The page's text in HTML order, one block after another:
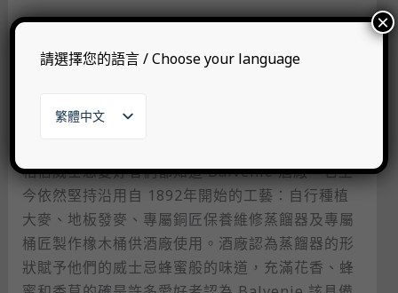
Burnside 是 Balvenie（百富）湯匙桶，會有這種
桶子的出現是因為蘇格蘭各家酒廠通常會相互交換
則成為保護自家品牌的一種非常簡單的方式，如果
這些桶子隨後出售給獨立裝瓶商，則可以防止他們
相信威士忌愛好者們都知道 Balvenie 酒廠，它至
今依然堅持沿用自 1892年開始的工藝：自行種植
大麥、地板發麥、專屬銅匠保養維修蒸餾器及專屬
桶匠製作橡木桶供酒廠使用。酒廠認為蒸餾器的形
狀賦予他們的威士忌蜂蜜般的味道，充滿花香、蜂
請選擇您的語言 / Choose your language
繁體中文
English
한국어
×